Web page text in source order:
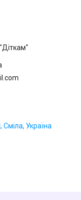
Сміла, Україна